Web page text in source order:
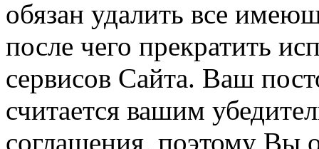
обязан удалить все
после чего прекратить
сервисов Сайта. Ваш
считается вашим
соглашения, поэтому Вы